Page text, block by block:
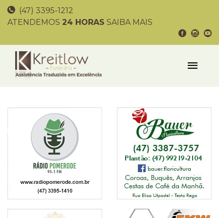
(47) 3395-1212
ATENDEMOS 24 HORAS SAIBA MAIS